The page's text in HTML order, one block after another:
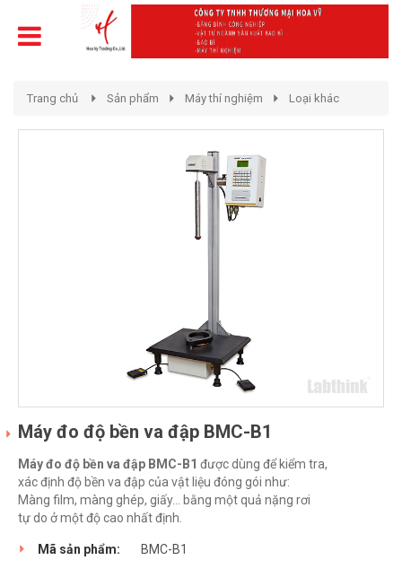
Trang chủ Sản phẩm Máy thí nghiệm Loại khác
Máy đo độ bền va đập BMC-B1
Máy đo độ bền va đập BMC-B1 được dùng để kiểm tra,
xác định độ bền va đập của vật liệu đóng gói như:
Màng film, màng ghép, giấy… bằng một quả nặng rơi
tự do ở một độ cao nhất định.
Mã sản phẩm: BMC-B1